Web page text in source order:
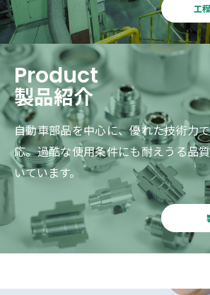
工
Product
製品紹介
自動車部品を中心に、優れた技術力
応。過酷な使用条件にも耐えうる品
いています。